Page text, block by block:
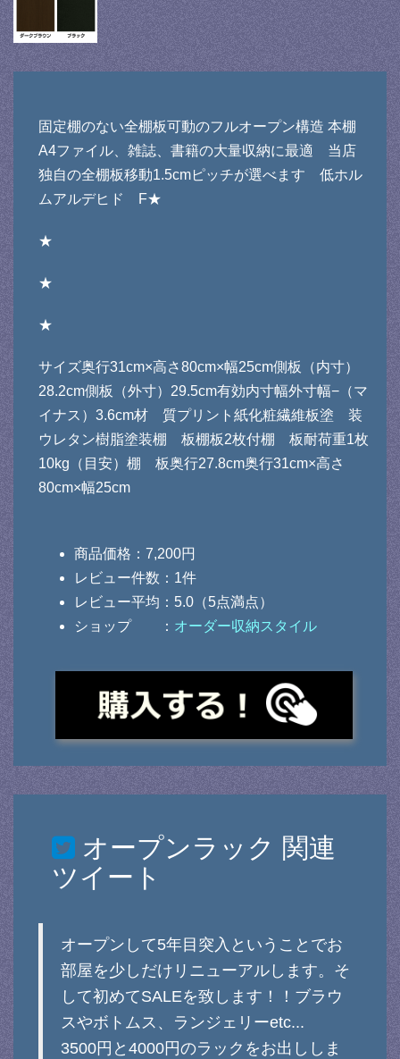
固定棚のない全棚板可動のフルオープン構造 本棚
A4ファイル、雑誌、書籍の大量収納に最適 当店
独自の全棚板移動1.5cmピッチが選べます 低ホル
ムアルデヒド F★
★
★
★
サイズ奥行31cm×高さ80cm×幅25cm側板（内寸）
28.2cm側板（外寸）29.5cm有効内寸幅外寸幅−（マ
イナス）3.6cm材 質プリント紙化粧繊維板塗 装
ウレタン樹脂塗装棚 板棚板2枚付棚 板耐荷重1枚
10kg（目安）棚 板奥行27.8cm奥行31cm×高さ
80cm×幅25cm
商品価格：7,200円
レビュー件数：1件
レビュー平均：5.0（5点満点）
ショップ ： オーダー収納スタイル
オープンラック 関連
ツイート
オープンして5年目突入ということでお
部屋を少しだけリニューアルします。そ
して初めてSALEを致します！！ブラウ
スやボトムス、ランジェリーetc...
3500円と4000円のラックをお出ししま